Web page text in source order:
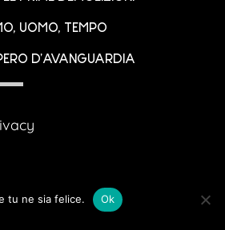
UOMO, TEMPO
D’AVANGUARDIA
tu ne sia felice. Ok